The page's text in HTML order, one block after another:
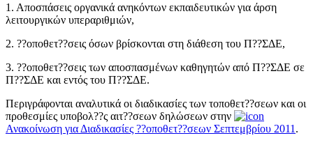
1. Αποσπάσεις οργανικά ανηκόντων εκπαιδευτικών για άρση
λειτουργικών υπεραριθμιών,
2. ??οποθετ??σεις όσων βρίσκονται στη διάθεση του Π??ΣΔΕ,
3. ??οποθετ??σεις των αποσπασμένων καθηγητών από Π??ΣΔΕ σε
Π??ΣΔΕ και εντός του Π??ΣΔΕ.
Περιγράφονται αναλυτικά οι διαδικασίες των τοποθετ??σεων και οι
προθεσμίες υποβολ??ς αιτ??σεων δηλώσεων στην
Ανακοίνωση για Διαδικασίες ??οποθετ??σεων Σεπτεμβρίου 2011 .